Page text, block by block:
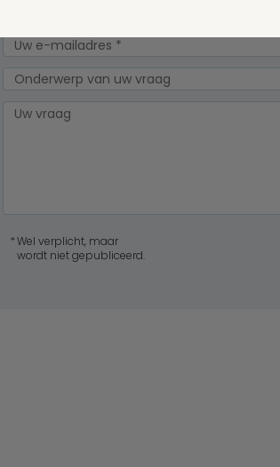
Wel verplicht, maar
wordt niet gepubliceerd.